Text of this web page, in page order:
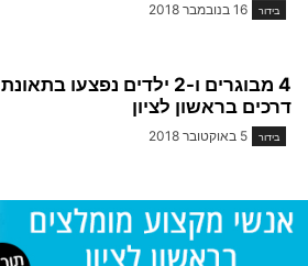
בידור 16 בנובמבר 2018
4 מבוגרים ו-2 ילדים נפצעו בתאונת
דרכים בראשון לציון
בידור 5 באוקטובר 2018